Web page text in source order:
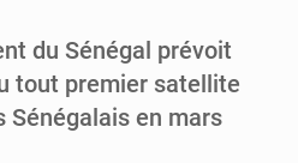
Sénégal : Ousmane Diagne prêtera serment le 11 août comme président du Conseil constitutionnel
du Sénégal prévoit
tout premier satellite
Sénégalais en mars